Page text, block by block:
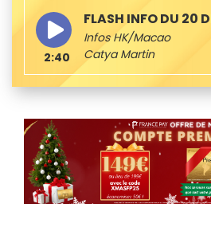
FLASH INFO DU 20
Infos HK/Macao
Catya Martin
2:40